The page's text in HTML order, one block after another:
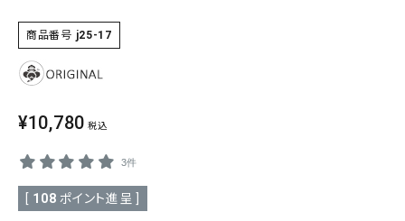
INFORMATION
商品番号 j25-17
¥10,780 税込
3件
108 ポイント進呈 ]